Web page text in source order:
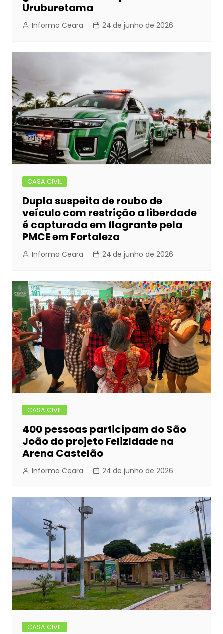
Uruburetama
Informa Ceara 24 de junho de 2026
CASA CIVIL
Dupla suspeita de roubo de
veículo com restrição a liberdade
é capturada em flagrante pela
PMCE em Fortaleza
Informa Ceara 24 de junho de 2026
CASA CIVIL
400 pessoas participam do São
João do projeto FelizIdade na
Arena Castelão
Informa Ceara 24 de junho de 2026
CASA CIVIL